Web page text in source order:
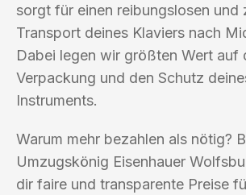
sorgt für einen reibungslosen und
Transport deines Klaviers nach
Dabei legen wir größten Wert auf
Verpackung und den Schutz
Instruments.
Warum mehr bezahlen als nötig?
Umzugskönig Eisenhauer
dir faire und transparente Preise